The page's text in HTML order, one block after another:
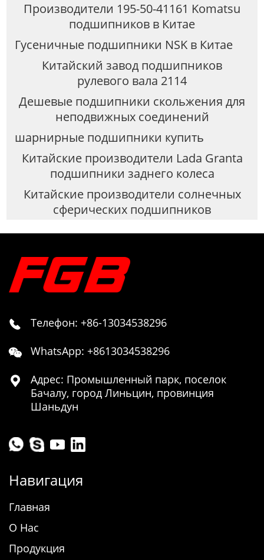
Производители 195-50-41161 Komatsu
подшипников в Китае
Гусеничные подшипники NSK в Китае
Китайский завод подшипников
рулевого вала 2114
Дешевые подшипники скольжения для
неподвижных соединений
шарнирные подшипники купить
Китайские производители Lada Granta
подшипники заднего колеса
Китайские производители солнечных
сферических подшипников
 Телефон: +86-13034538296
 WhatsApp: +8613034538296

Адрес: Промышленный парк, поселок
Бачалу, город Линьцин, провинция
Шаньдун
Навигация
Главная
О Нас
Продукция